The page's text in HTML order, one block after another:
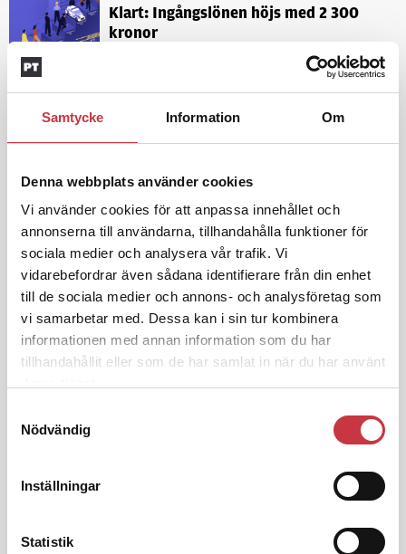
Samtycke Information Om
Denna webbplats använder cookies
Vi använder cookies för att anpassa innehållet och
annonserna till användarna, tillhandahålla funktioner för
sociala medier och analysera vår trafik. Vi
vidarebefordrar även sådana identifierare från din enhet
till de sociala medier och annons- och analysföretag som
vi samarbetar med. Dessa kan i sin tur kombinera
informationen med annan information som du har
tillhandahållit eller som de har samlat in när du har använt
Nödvändig
Inställningar
Statistik
Klart: Ingångslönen höjs med 2 300
kronor
4 juni 2026
Insändare:Miljoner i sjön –
godtyckliga grunder
1 juni 2026
Jens Mårtensson:Snart 20 år i tjänst
– nu ska han lära sig grunderna
4 juni 2026
Polisregionen erkänner fel: ”Kommer
att rättas till”
Debatt